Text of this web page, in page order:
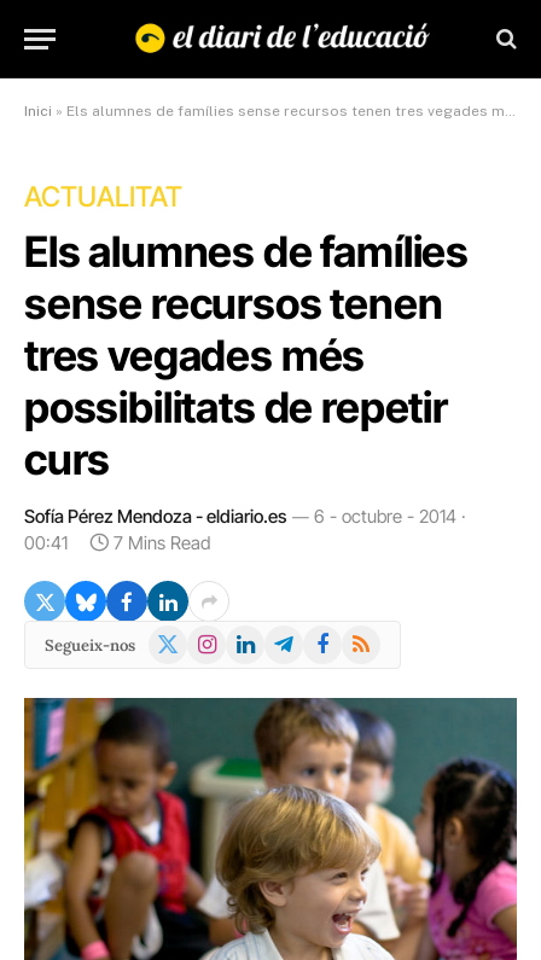
Inici » Els alumnes de famílies sense recursos tenen tres vegades més possibilitats de repetir curs
ACTUALITAT
Els alumnes de famílies
sense recursos tenen
tres vegades més
possibilitats de repetir
curs
Sofía Pérez Mendoza - eldiario.es
6 - octubre - 2014 ·
00:41
7 Mins Read
Segueix-nos
X
Instagram
LinkedInTelegramFacebook
RSS